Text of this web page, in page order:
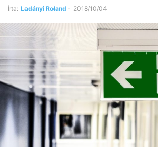
Írta: Ladányi Roland - 2018/10/04